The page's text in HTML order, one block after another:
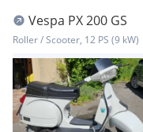
Vespa PX 200 GS
Roller / Scooter, 12 PS (9 kW)